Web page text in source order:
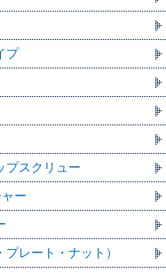
プ
プスクリュー
ー
レート・ナット）